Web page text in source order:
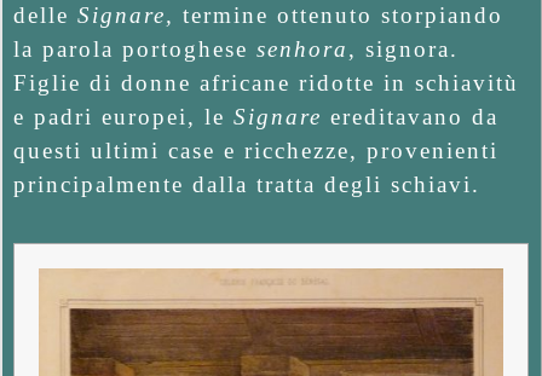
delle Signare, termine ottenuto storpiando
la parola portoghese senhora, signora.
Figlie di donne africane ridotte in schiavitù
e padri europei, le Signare ereditavano da
questi ultimi case e ricchezze, provenienti
principalmente dalla tratta degli schiavi.